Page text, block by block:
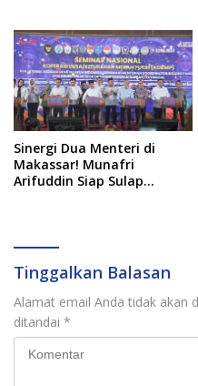
Sinergi Dua Menteri di
Makassar! Munafri
Arifuddin Siap Sulap
Tinggalkan Balasan
Alamat email Anda tidak akan
ditandai *